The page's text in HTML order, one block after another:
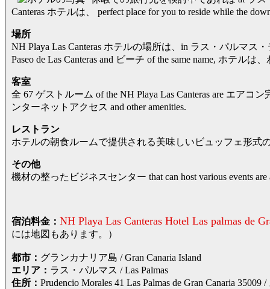
Canteras ホテルは、 perfect place for you to reside while the
場所
NH Playa Las Canteras ホテルの場所は、in ラス・パルマス
Paseo de Las Canteras and ビーチ of the same name, ホテル
客室
全 67 ゲストルーム of the NH Playa Las Canteras are エアコン
ンターネットアクセス and other amenities.
レストラン
ホテルの朝食ルームで提供される美味しいビュッフェ形式
その他
機材の整ったビジネスセンター that can host various events are
宿泊料金： NH Playa Las Canteras Hotel Las palmas de
には地図もあります。）
都市： グランカナリア島 / Gran Canaria Island
エリア： ラス・パルマス / Las Palmas
住所： Prudencio Morales 41 Las Palmas de Gran Canaria